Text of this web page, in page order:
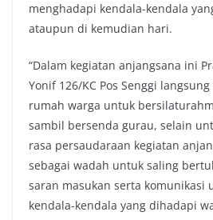
menghadapi kendala-kendala
ataupun di kemudian hari.
“Dalam kegiatan anjangsana ini
Yonif 126/KC Pos Senggi
rumah warga untuk
sambil bersenda gurau, selain
rasa persaudaraan kegiatan
sebagai wadah untuk saling
saran masukan serta komunikasi
kendala-kendala yang dihadapi